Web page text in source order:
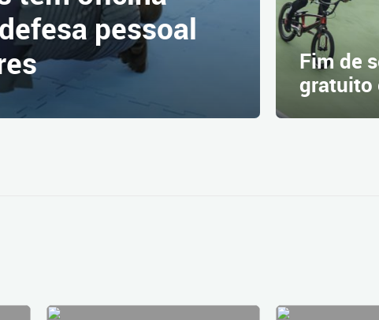
pessoal
Fim de
gratuito